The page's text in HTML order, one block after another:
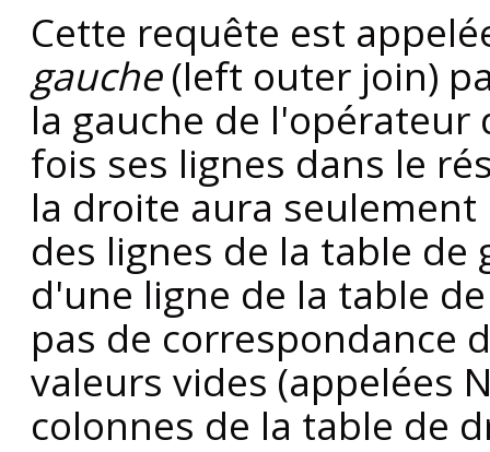
Cette requête est
gauche(left outer join)
la gauche de
fois ses lignes dans le
la droite aura
des lignes de la table de
d'une ligne de la table
pas de correspondance
valeurs vides (appelées
colonnes de la table de